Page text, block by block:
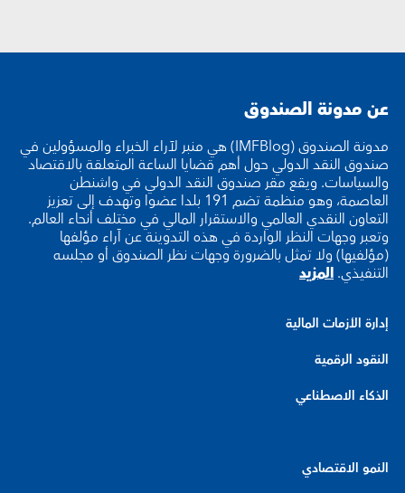
عن مدونة الصندوق
مدونة الصندوق (IMFBlog) هي منبر لآراء الخبراء والمسؤولين في
صندوق النقد الدولي حول أهم قضايا الساعة المتعلقة بالاقتصاد
والسياسات. ويقع مقر صندوق النقد الدولي في واشنطن
العاصمة، وهو منظمة تضم 191 بلدا عضوا وتهدف إلى تعزيز
التعاون النقدي العالمي والاستقرار المالي في مختلف أنحاء العالم.
وتعبر وجهات النظر الواردة في هذه التدوينة عن آراء مؤلفها
(مؤلفيها) ولا تمثل بالضرورة وجهات نظر الصندوق أو مجلسه
التنفيذي.المزيد
إدارة الأزمات المالية
النقود الرقمية
الذكاء الاصطناعي
النمو الاقتصادي